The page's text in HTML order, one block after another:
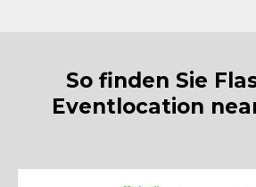
So finden Sie
Eventlocation